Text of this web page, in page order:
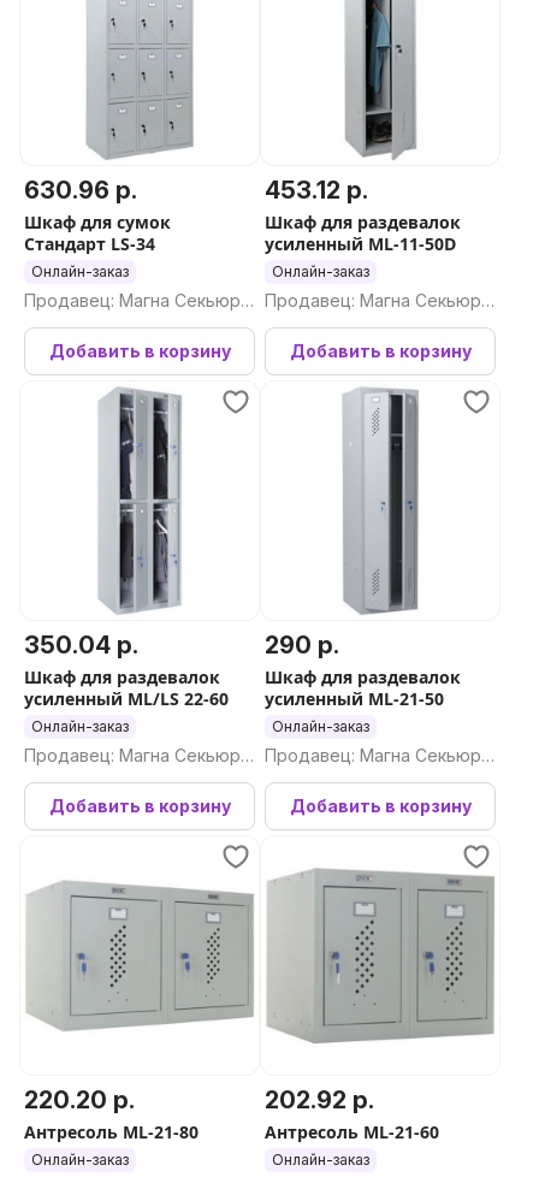
630.96 р.
Шкаф для сумок
Стандарт LS-34
Онлайн-заказ
Продавец: Магна Секьюри
ти ООО
Добавить в корзину
453.12 р.
Шкаф для раздевалок
усиленный ML-11-50D
Онлайн-заказ
Продавец: Магна Секьюри
ти ООО
Добавить в корзину
350.04 р.
Шкаф для раздевалок
усиленный ML/LS 22-60
Онлайн-заказ
Продавец: Магна Секьюри
ти ООО
Добавить в корзину
290 р.
Шкаф для раздевалок
усиленный ML-21-50
Онлайн-заказ
Продавец: Магна Секьюри
ти ООО
Добавить в корзину
220.20 р.
Антресоль ML-21-80
Онлайн-заказ
202.92 р.
Антресоль ML-21-60
Онлайн-заказ